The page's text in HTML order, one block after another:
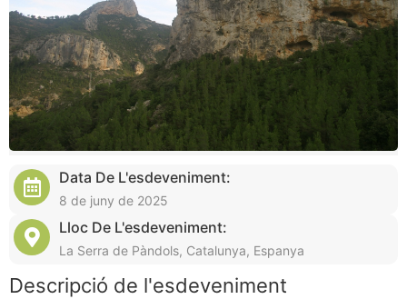
Data De L'esdeveniment:
8 de juny de 2025
Lloc De L'esdeveniment:
La Serra de Pàndols, Catalunya, Espanya
Descripció de l'esdeveniment